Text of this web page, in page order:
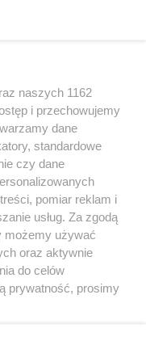
z portali
sięz nami
naszych 1162
i przechowujemy
dane
standardowe
czy dane
pomiar reklam i
usług. Za zgodą
możemy używać
oraz aktywnie
do celów
prywatność, prosimy
rogu strony